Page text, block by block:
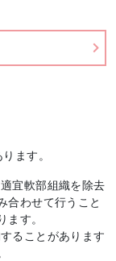
ます。
宜軟部組織を除去
合わせて行うこと
す。
ることがあります